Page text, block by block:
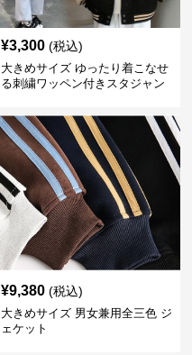
¥3,300 (税込)
大きめサイズ ゆったり着こなせ
る刺繍ワッペン付きスタジャン
¥9,380 (税込)
大きめサイズ 男女兼用全三色 ジ
ェケット